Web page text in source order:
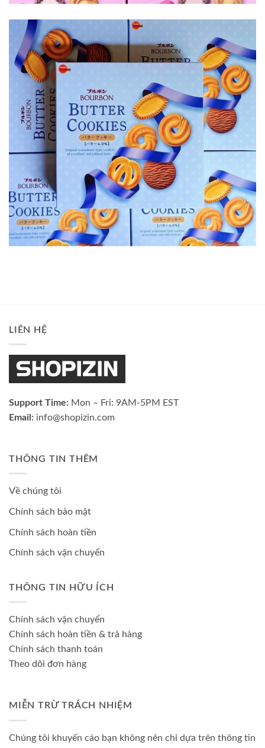
LIÊN HỆ
Support Time: Mon – Fri: 9AM-5PM EST
Email: info@shopizin.com
THÔNG TIN THÊM
Về chúng tôi
Chính sách bảo mật
Chính sách hoàn tiền
Chính sách vận chuyển
THÔNG TIN HỮU ÍCH
Chính sách vận chuyển
Chính sách hoàn tiền & trả hàng
Chính sách thanh toán
Theo dõi đơn hàng
MIỄN TRỪ TRÁCH NHIỆM
Chúng tôi khuyến cáo bạn không nên chỉ dựa trên thông tin